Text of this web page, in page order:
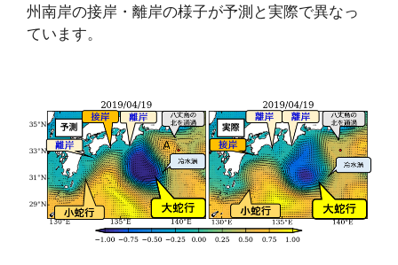
州南岸の接岸・離岸の様子が予測と実際で異なっ
ています。